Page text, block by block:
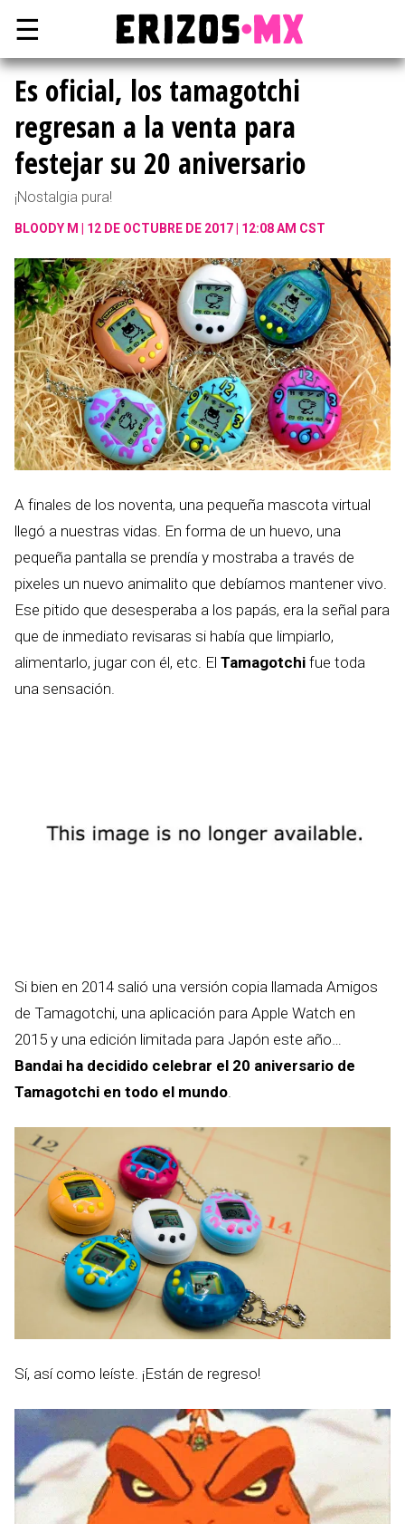
☰
Es oficial, los tamagotchi
regresan a la venta para
festejar su 20 aniversario
¡Nostalgia pura!
BLOODY M 12 DE OCTUBRE DE 2017 | 12:08 AM CST
A finales de los noventa, una pequeña mascota virtual
llegó a nuestras vidas. En forma de un huevo, una
pequeña pantalla se prendía y mostraba a través de
pixeles un nuevo animalito que debíamos mantener vivo.
Ese pitido que desesperaba a los papás, era la señal para
que de inmediato revisaras si había que limpiarlo,
alimentarlo, jugar con él, etc. El Tamagotchi fue toda
una sensación.
Si bien en 2014 salió una versión copia llamada Amigos
de Tamagotchi, una aplicación para Apple Watch en
2015 y una edición limitada para Japón este año…
Bandai ha decidido celebrar el 20 aniversario de
Tamagotchi en todo el mundo.
Sí, así como leíste. ¡Están de regreso!